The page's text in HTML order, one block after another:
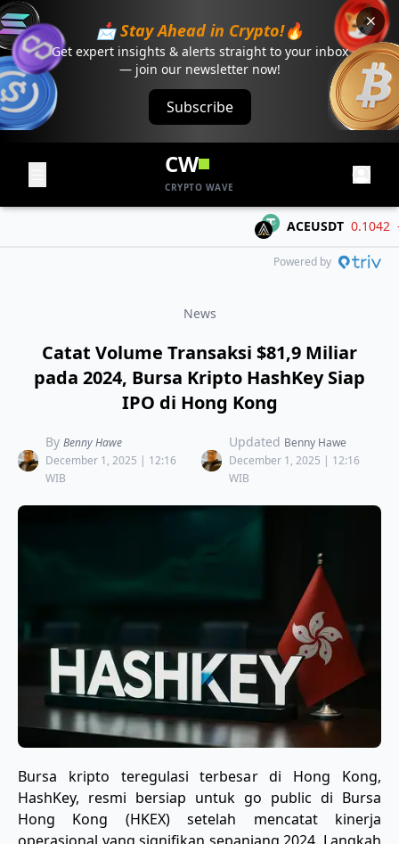
📩 Stay Ahead in Crypto!🔥
Get expert insights & alerts straight to your inbox
— join our newsletter now!
Subscribe
CW
CRYPTO WAVE
ACEUSDT 0.1042 -
Powered by
News
Catat Volume Transaksi $81,9 Miliar
pada 2024, Bursa Kripto HashKey Siap
IPO di Hong Kong
By Benny Hawe
December 1, 2025 | 12:16
WIB
Updated Benny Hawe
December 1, 2025 | 12:16
WIB
Bursa kripto teregulasi terbesar di Hong Kong,
HashKey, resmi bersiap untuk go public di Bursa
Hong Kong (HKEX) setelah mencatat kinerja